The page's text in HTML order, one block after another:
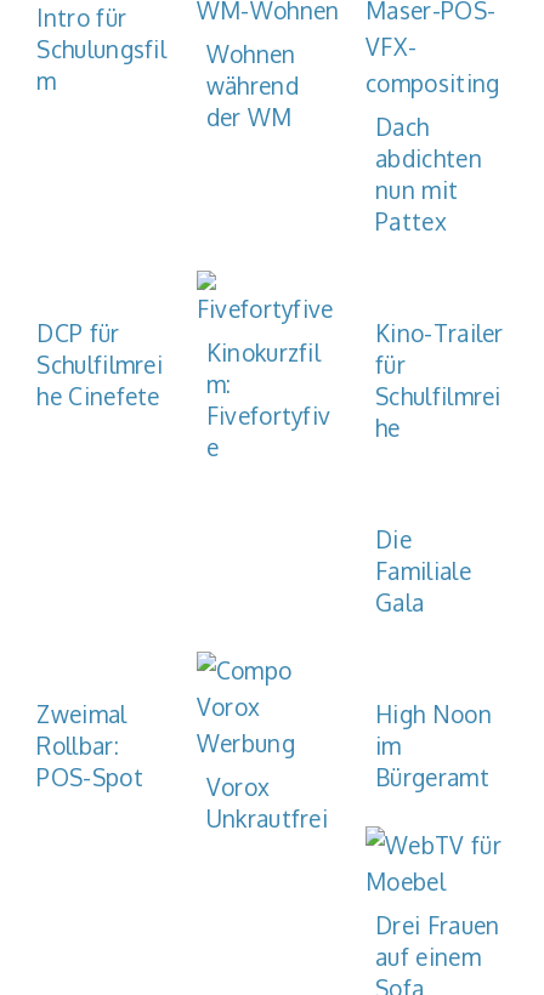
Intro für
Schulungsfil
m
Wohnen
während
der WM
Dach
abdichten
nun mit
Pattex
DCP für
Schulfilmrei
he Cinefete
Kinokurzfil
m:
Fivefortyfiv
e
Kino-Trailer
für
Schulfilmrei
he
Die
Familiale
Gala
Zweimal
Rollbar:
POS-Spot
Vorox
Unkrautfrei
High Noon
im
Bürgeramt
Drei Frauen
auf einem
Sofa